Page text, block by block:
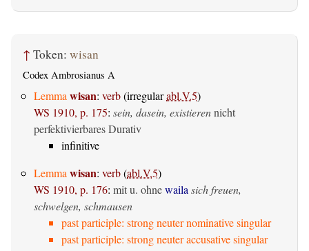
↑ Token: wisan
Codex Ambrosianus A
Lemma wisan: verb(irregularabl.V.5)
WS 1910, p. 175: sein, dasein, existierennicht
perfektivierbares Durativ
infinitive
Lemma wisan: verb(abl.V.5)
WS 1910, p. 176: mit u. ohnewaila sich freuen,
schwelgen, schmausen
past participle: strong neuter nominative singular
past participle: strong neuter accusative singular